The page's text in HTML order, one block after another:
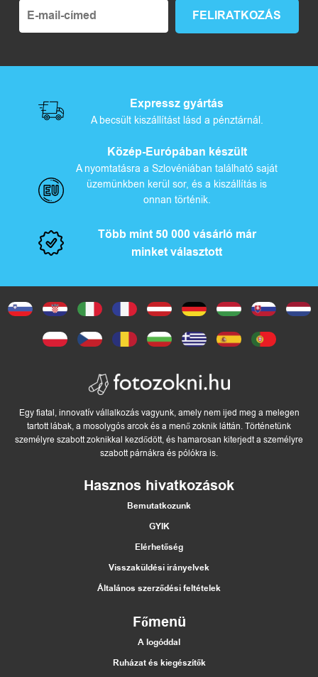
Expressz gyártás
A becsült kiszállítást lásd a pénztárnál.
Közép-Európában készült
A nyomtatásra a Szlovéniában található saját
üzemünkben kerül sor, és a kiszállítás is
onnan történik.
Több mint 50 000 vásárló már
minket választott
Egy fiatal, innovatív vállalkozás vagyunk, amely nem ijed meg a melegen
tartott lábak, a mosolygós arcok és a menő zoknik láttán. Történetünk
személyre szabott zoknikkal kezdődött, és hamarosan kiterjedt a személyre
szabott párnákra és pólókra is.
Hasznos hivatkozások
Bemutatkozunk
GYIK
Elérhetőség
Visszaküldési irányelvek
Általános szerződési feltételek
Főmenü
A logóddal
Ruházat és kiegészítők